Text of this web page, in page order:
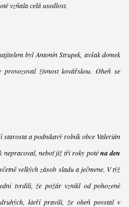
vzňala celá usedlost.
byl Antonín Strupek, avšak domek
živnost kovářskou. Oheň se
a podnikavý rolník obce Valerián
nepracoval, neboť již tři roky poténa den
včetně velkých zásob sladu a ječmene. V týž
tvrdili, že požár vznikl od pohozené
kteří pravili, že oheň povstal v